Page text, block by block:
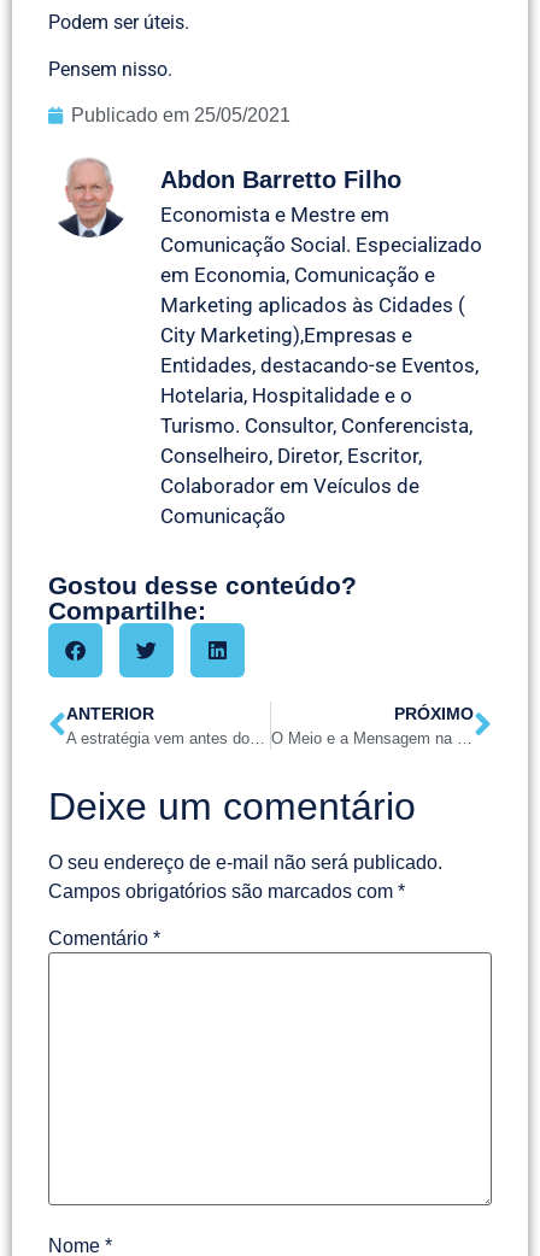
Podem ser úteis.
Pensem nisso.
Publicado em 25/05/2021
Abdon Barretto Filho
Economista e Mestre em
Comunicação Social. Especializado
em Economia, Comunicação e
Marketing aplicados às Cidades (
City Marketing),Empresas e
Entidades, destacando-se Eventos,
Hotelaria, Hospitalidade e o
Turismo. Consultor, Conferencista,
Conselheiro, Diretor, Escritor,
Colaborador em Veículos de
Comunicação
Gostou desse conteúdo?
Compartilhe:
ANTERIOR PRÓXIMO
Deixe um comentário
O seu endereço de e-mail não será publicado.
Campos obrigatórios são marcados com *
Comentário *
Nome *